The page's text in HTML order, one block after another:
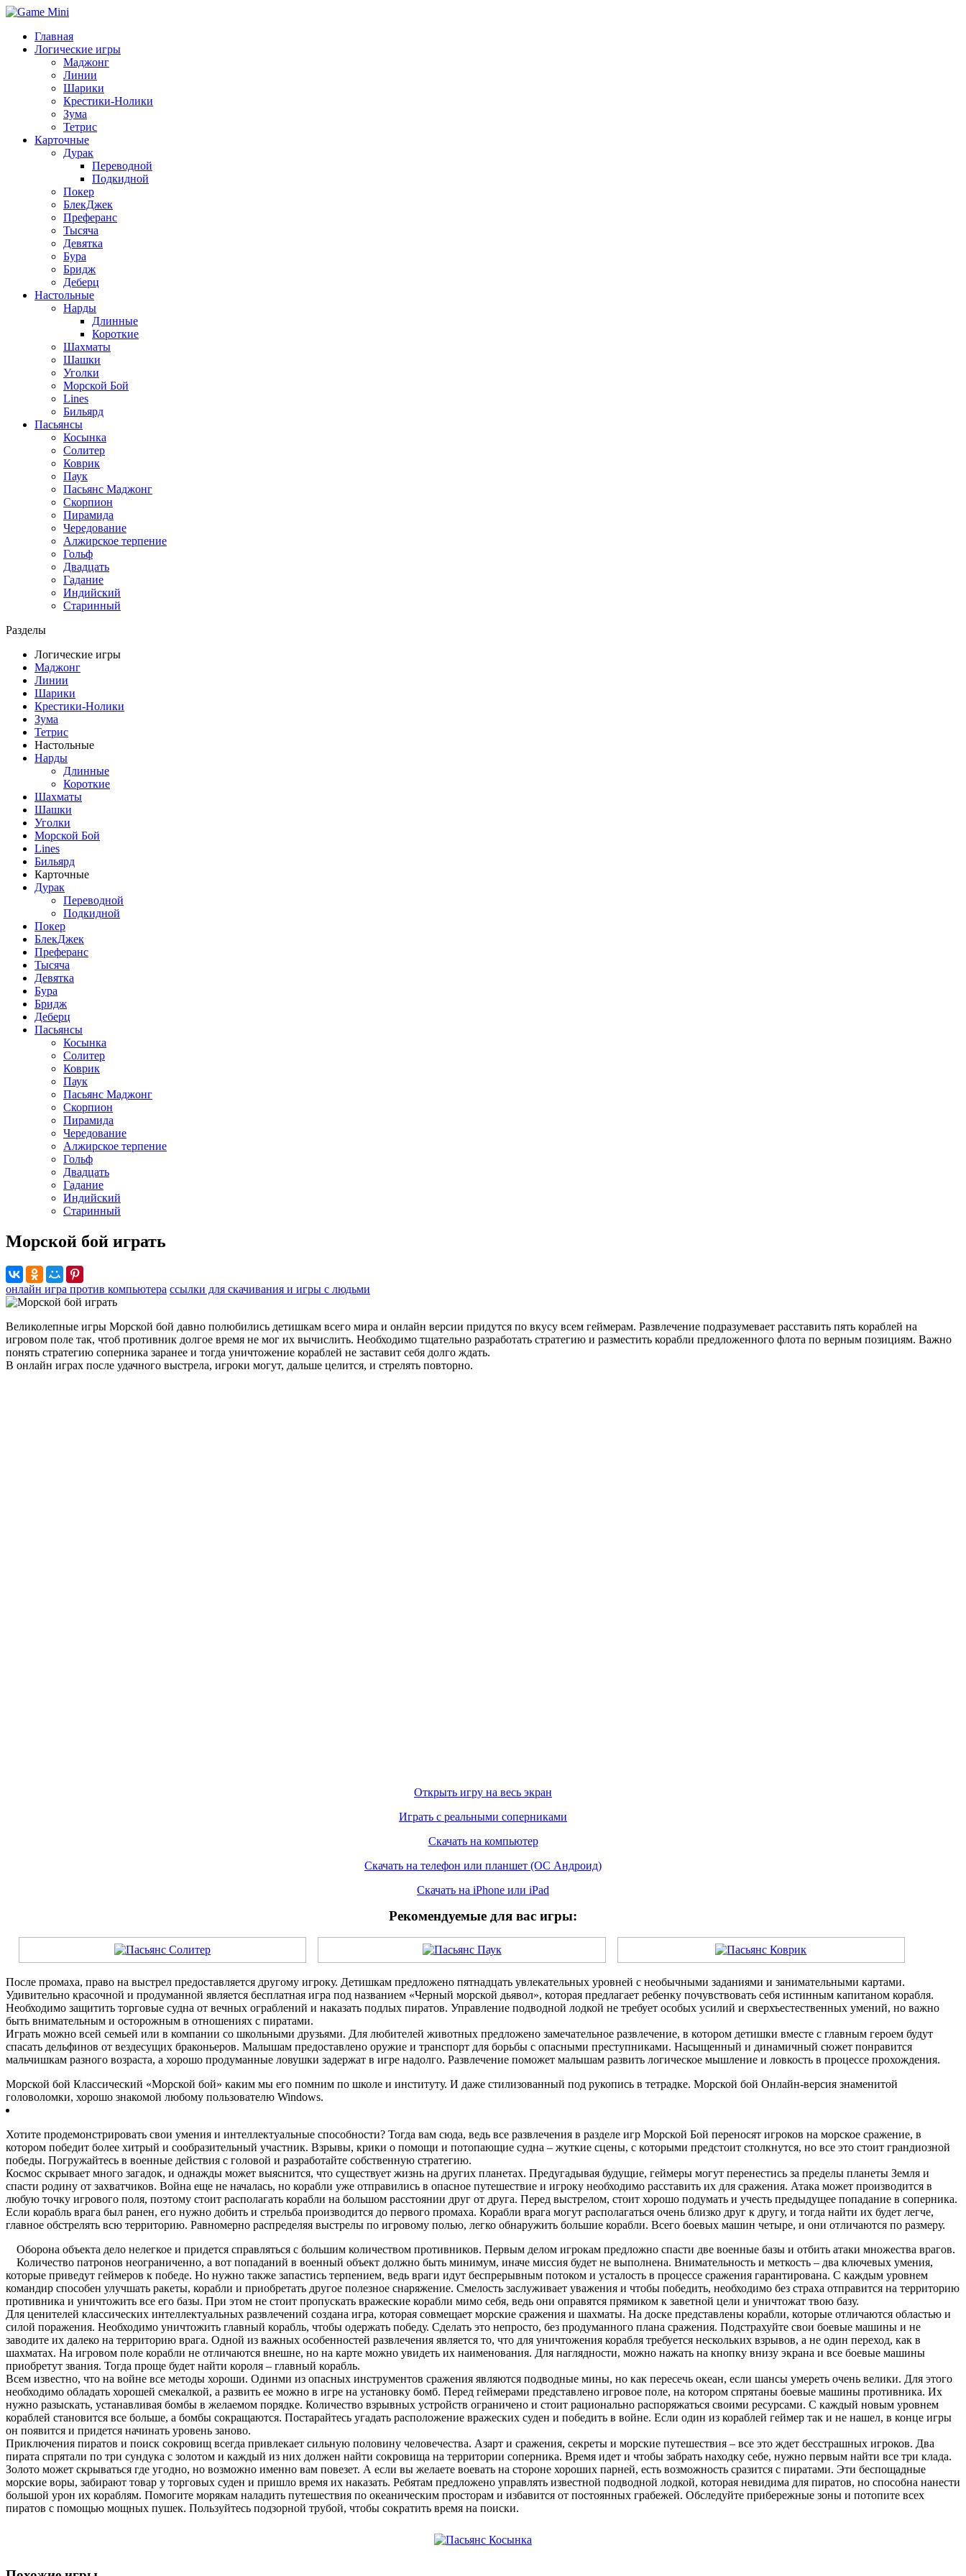
Главная
Логические игры
Маджонг
Линии
Шарики
Крестики-Нолики
Зума
Тетрис
Карточные
Дурак
Переводной
Подкидной
Покер
БлекДжек
Преферанс
Тысяча
Девятка
Бура
Бридж
Деберц
Настольные
Нарды
Длинные
Короткие
Шахматы
Шашки
Уголки
Морской Бой
Lines
Бильярд
Пасьянсы
Косынка
Солитер
Коврик
Паук
Пасьянс Маджонг
Скорпион
Пирамида
Чередование
Алжирское терпение
Гольф
Двадцать
Гадание
Индийский
Старинный
Разделы
Логические игры
Маджонг
Линии
Шарики
Крестики-Нолики
Зума
Тетрис
Настольные
Нарды
Длинные
Короткие
Шахматы
Шашки
Уголки
Морской Бой
Lines
Бильярд
Карточные
Дурак
Переводной
Подкидной
Покер
БлекДжек
Преферанс
Тысяча
Девятка
Бура
Бридж
Деберц
Пасьянсы
Косынка
Солитер
Коврик
Паук
Пасьянс Маджонг
Скорпион
Пирамида
Чередование
Алжирское терпение
Гольф
Двадцать
Гадание
Индийский
Старинный
Морской бой играть
онлайн игра против компьютера ссылки для скачивания и игры с людьми
Великолепные игры Морской бой давно полюбились детишкам всего мира и онлайн версии придутся по вкусу всем геймерам. Развлечение подразумевает расставить пять кораблей на
игровом поле так, чтоб противник долгое время не мог их вычислить. Необходимо тщательно разработать стратегию и разместить корабли предложенного флота по верным позициям. Важно
понять стратегию соперника заранее и тогда уничтожение кораблей не заставит себя долго ждать.
В онлайн играх после удачного выстрела, игроки могут, дальше целится, и стрелять повторно.
Открыть игру на весь экран
Играть с реальными соперниками
Скачать на компьютер
Скачать на телефон или планшет (ОС Андроид)
Скачать на iPhone или iPad
Рекомендуемые для вас игры:
После промаха, право на выстрел предоставляется другому игроку. Детишкам предложено пятнадцать увлекательных уровней с необычными заданиями и занимательными картами.
Удивительно красочной и продуманной является бесплатная игра под названием «Черный морской дьявол», которая предлагает ребенку почувствовать себя истинным капитаном корабля.
Необходимо защитить торговые судна от вечных ограблений и наказать подлых пиратов. Управление подводной лодкой не требует особых усилий и сверхъестественных умений, но важно
быть внимательным и осторожным в отношениях с пиратами.
Играть можно всей семьей или в компании со школьными друзьями. Для любителей животных предложено замечательное развлечение, в котором детишки вместе с главным героем будут
спасать дельфинов от вездесущих браконьеров. Малышам предоставлено оружие и транспорт для борьбы с опасными преступниками. Насыщенный и динамичный сюжет понравится
мальчишкам разного возраста, а хорошо продуманные ловушки задержат в игре надолго. Развлечение поможет малышам развить логическое мышление и ловкость в процессе прохождения.
Морской бой Классический «Морской бой» каким мы его помним по школе и институту. И даже стилизованный под рукопись в тетрадке. Морской бой Онлайн-версия знаменитой
головоломки, хорошо знакомой любому пользователю Windows.
Хотите продемонстрировать свои умения и интеллектуальные способности? Тогда вам сюда, ведь все развлечения в разделе игр Морской Бой переносят игроков на морское сражение, в
котором победит более хитрый и сообразительный участник. Взрывы, крики о помощи и потопающие судна – жуткие сцены, с которыми предстоит столкнутся, но все это стоит грандиозной
победы. Погружайтесь в военные действия с головой и разработайте собственную стратегию.
Космос скрывает много загадок, и однажды может выяснится, что существует жизнь на других планетах. Предугадывая будущие, геймеры могут перенестись за пределы планеты Земля и
спасти родину от захватчиков. Война еще не началась, но корабли уже отправились в опасное путешествие и игроку необходимо расставить их для сражения. Атака может производится в
любую точку игрового поля, поэтому стоит располагать корабли на большом расстоянии друг от друга. Перед выстрелом, стоит хорошо подумать и учесть предыдущее попадание в соперника.
Если корабль врага был ранен, его нужно добить и стрельба производится до первого промаха. Корабли врага могут располагаться очень близко друг к другу, и тогда найти их будет легче,
главное обстрелять всю территорию. Равномерно распределяя выстрелы по игровому полью, легко обнаружить большие корабли. Всего боевых машин четыре, и они отличаются по размеру.
Оборона объекта дело нелегкое и придется справляться с большим количеством противников. Первым делом игрокам предложно спасти две военные базы и отбить атаки множества врагов.
Количество патронов неограниченно, а вот попаданий в военный объект должно быть минимум, иначе миссия будет не выполнена. Внимательность и меткость – два ключевых умения,
которые приведут геймеров к победе. Но нужно также запастись терпением, ведь враги идут беспрерывным потоком и усталость в процессе сражения гарантирована. С каждым уровнем
командир способен улучшать ракеты, корабли и приобретать другое полезное снаряжение. Смелость заслуживает уважения и чтобы победить, необходимо без страха отправится на территорию
противника и уничтожить все его базы. При этом не стоит пропускать вражеские корабли мимо себя, ведь они оправятся прямиком к заветной цели и уничтожат твою базу.
Для ценителей классических интеллектуальных развлечений создана игра, которая совмещает морские сражения и шахматы. На доске представлены корабли, которые отличаются областью и
силой поражения. Необходимо уничтожить главный корабль, чтобы одержать победу. Сделать это непросто, без продуманного плана сражения. Подстрахуйте свои боевые машины и не
заводите их далеко на территорию врага. Одной из важных особенностей развлечения является то, что для уничтожения корабля требуется нескольких взрывов, а не один переход, как в
шахматах. На игровом поле корабли не отличаются внешне, но на карте можно увидеть их наименования. Для наглядности, можно нажать на кнопку внизу экрана и все боевые машины
приобретут звания. Тогда проще будет найти короля – главный корабль.
Всем известно, что на войне все методы хороши. Одинми из опасных инструментов сражения являются подводные мины, но как пересечь океан, если шансы умереть очень велики. Для этого
необходимо обладать хорошей смекалкой, а развить ее можно в игре на установку бомб. Перед геймерами представлено игровое поле, на котором спрятаны боевые машины противника. Их
нужно разыскать, устанавливая бомбы в желаемом порядке. Количество взрывных устройств ограничено и стоит рационально распоряжаться своими ресурсами. С каждый новым уровнем
кораблей становится все больше, а бомбы сокращаются. Постарайтесь угадать расположение вражеских суден и победить в войне. Если один из кораблей геймер так и не нашел, в конце игры
он появится и придется начинать уровень заново.
Приключения пиратов и поиск сокровищ всегда привлекает сильную половину человечества. Азарт и сражения, секреты и морские путешествия – все это ждет бесстрашных игроков. Два
пирата спрятали по три сундука с золотом и каждый из них должен найти сокровища на территории соперника. Время идет и чтобы забрать находку себе, нужно первым найти все три клада.
Золото может скрываться где угодно, но возможно именно вам повезет. А если вы желаете воевать на стороне хороших парней, есть возможность сразится с пиратами. Эти беспощадные
морские воры, забирают товар у торговых суден и пришло время их наказать. Ребятам предложено управлять известной подводной лодкой, которая невидима для пиратов, но способна нанести
большой урон их кораблям. Помогите морякам наладить путешествия по океаническим просторам и избавится от постоянных грабежей. Обследуйте прибережные зоны и потопите всех
пиратов с помощью мощных пушек. Пользуйтесь подзорной трубой, чтобы сократить время на поиски.